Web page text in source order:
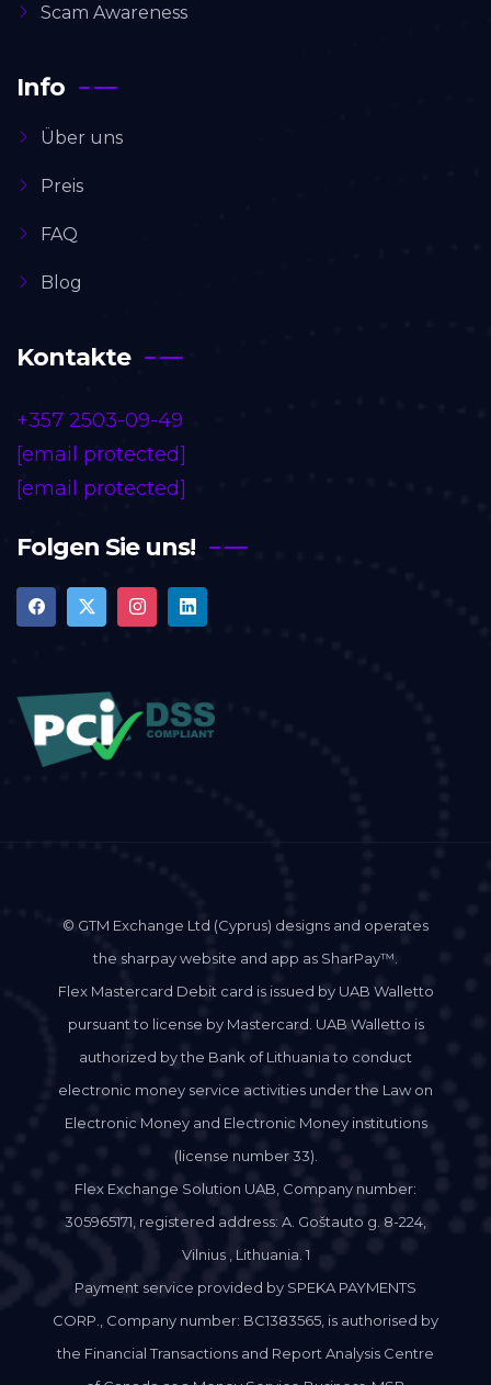
Scam Awareness
Info
Über uns
Preis
FAQ
Blog
Kontakte
+357 2503-09-49
[email protected]
[email protected]
Folgen Sie uns!
© GTM Exchange Ltd (Cyprus) designs and operates
the sharpay website and app as SharPay™.
Flex Mastercard Debit card is issued by UAB Walletto
pursuant to license by Mastercard. UAB Walletto is
authorized by the Bank of Lithuania to conduct
electronic money service activities under the Law on
Electronic Money and Electronic Money institutions
(license number 33).
Flex Exchange Solution UAB, Company number:
305965171, registered address: A. Goštauto g. 8-224,
Vilnius , Lithuania. 1
Payment service provided by SPEKA PAYMENTS
CORP., Company number: BC1383565, is authorised by
the Financial Transactions and Report Analysis Centre